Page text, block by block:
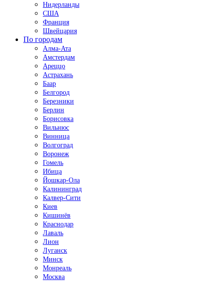
Нидерланды
США
Франция
Швейцария
По городам
Алма-Ата
Амстердам
Ареццо
Астрахань
Баар
Белгород
Березники
Берлин
Борисовка
Вильнюс
Винница
Волгоград
Воронеж
Гомель
Ибица
Йошкар-Ола
Калининград
Калвер-Сити
Киев
Кишинёв
Краснодар
Лаваль
Лион
Луганск
Минск
Монреаль
Москва